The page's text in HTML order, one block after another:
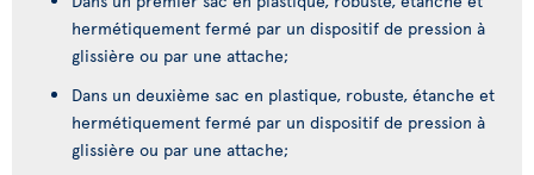
hermétiquement fermé par un dispositif de pression à
glissière ou par une attache;
Dans un deuxième sac en plastique, robuste, étanche et
hermétiquement fermé par un dispositif de pression à
glissière ou par une attache;